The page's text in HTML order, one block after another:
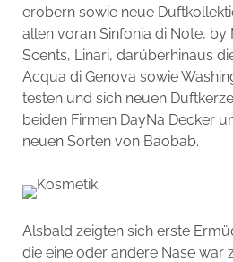
erobern sowie neue
allen voran Sinfonia di Note, by
Scents, Linari, darüberhinaus
Acqua di Genova sowie
testen und sich neuen
beiden Firmen DayNa Decker
neuen Sorten von Baobab.
Alsbald zeigten sich erste
die eine oder andere Nase war